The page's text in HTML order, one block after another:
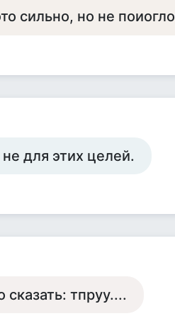
сильно, но не поиогло
для этих целей.
тпруу....